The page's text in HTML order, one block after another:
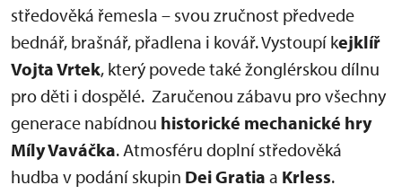
středověká řemesla – svou zručnost předvede
bednář, brašnář, přadlena i kovář. Vystoupí kejklíř
Vojta Vrtek, který povede také žonglérskou dílnu
pro děti i dospělé. Zaručenou zábavu pro všechny
generace nabídnou historické mechanické hry
Míly Vaváčka. Atmosféru doplní středověká
hudba v podání skupin Dei Gratia a Krless.